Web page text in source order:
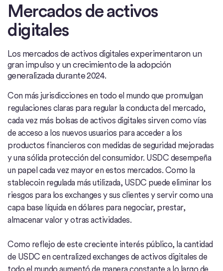
Mercados de activos
digitales
Los mercados de activos digitales experimentaron un
gran impulso y un crecimiento de la adopción
generalizada durante 2024.
Con más jurisdicciones en todo el mundo que promulgan
regulaciones claras para regular la conducta del mercado,
cada vez más bolsas de activos digitales sirven como vías
de acceso a los nuevos usuarios para acceder a los
productos financieros con medidas de seguridad mejoradas
y una sólida protección del consumidor. USDC desempeña
un papel cada vez mayor en estos mercados. Como la
stablecoin regulada más utilizada, USDC puede eliminar los
riesgos para los exchanges y sus clientes y servir como una
capa base líquida en dólares para negociar, prestar,
almacenar valor y otras actividades.
Como reflejo de este creciente interés público, la cantidad
de USDC en centralized exchanges de activos digitales de